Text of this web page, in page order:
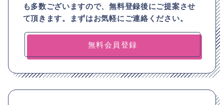
も多数ございますので、無料登録後にご提案させ
て頂きます。まずはお気軽にご連絡ください。
無料会員登録